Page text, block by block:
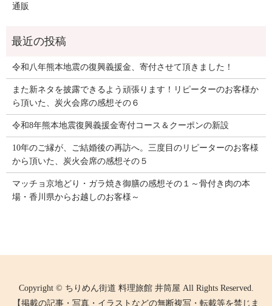
通販
令和八年熊本地震の復興義援金、寄付させて頂きました！
また新ネタを披露できるよう頑張ります！リピーターのお客様か
ら頂いた、炭火会席の感想その６
令和8年熊本地震復興義援金寄付コース＆クーポンの新設
10年のご縁が、ご結婚後の再訪へ。三度目のリピーターのお客様
から頂いた、炭火会席の感想その５
マッチョ京地どり・ガラ焼き御膳の感想その１～骨付き肉の本
場・香川県からお越しのお客様～
Copyright © ちりめん街道 料理旅館 井筒屋 All Rights Reserved.
【掲載の記事・写真・イラストなどの無断複写・転載等を禁じま